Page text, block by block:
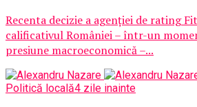
Recenta decizie a agenției de rating
calificativul României – într-un
presiune macroeconomică –...
Politică locală4 zile inainte